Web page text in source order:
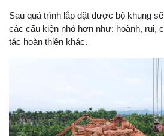
Sau quá trình lắp đặt được bộ khung
các cấu kiện nhỏ hơn như: hoành, rui,
tác hoàn thiện khác.